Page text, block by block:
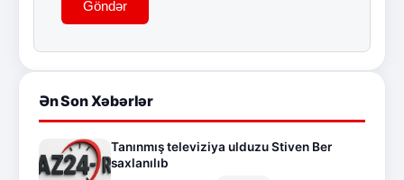
Göndər
Ən Son Xəbərlər
Tanınmış televiziya ulduzu Stiven Ber
saxlanılıb